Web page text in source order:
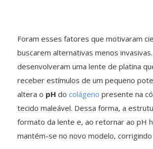
Foram esses fatores que motivaram
buscarem alternativas menos
desenvolveram uma lente de platina
receber estímulos de um pequeno
altera o pH do colágeno presente na
tecido maleável. Dessa forma, a
formato da lente e, ao retornar ao pH
mantém-se no novo modelo,